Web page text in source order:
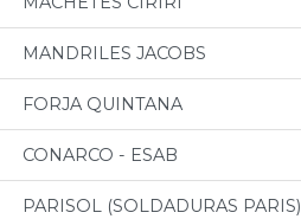
MANDRILES JACOBS
FORJA QUINTANA
CONARCO - ESAB
PARISOL (SOLDADURAS PARIS)